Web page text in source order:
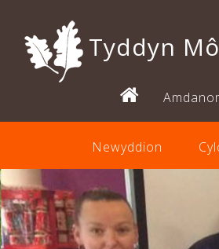
Tyddyn
Newyddion